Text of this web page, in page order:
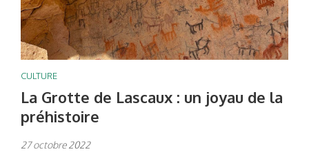
CULTURE
La Grotte de Lascaux : un joyau de la
préhistoire
27 octobre 2022